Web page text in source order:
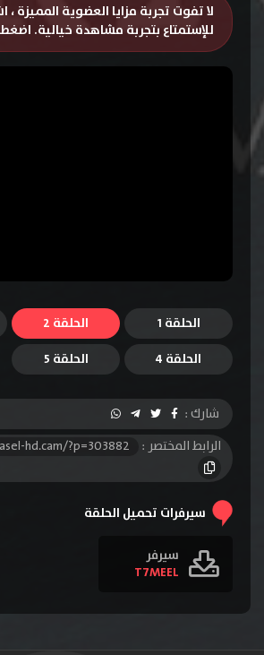
لا تفوت تجربة مزايا العضوية المميزة ،
للإستمتاع بتجربة مشاهدة خيالية. اضغط
الحلقة 1 الحلقة 2
الحلقة 4
الحلقة 5
شارك :
الرابط المختصر :
hd.cam/?p=303882
سيرفرات تحميل الحلقة
سيرفر
T7MEEL